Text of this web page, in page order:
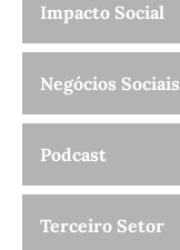
Impacto Social
Negócios Sociais
Podcast
Terceiro Setor